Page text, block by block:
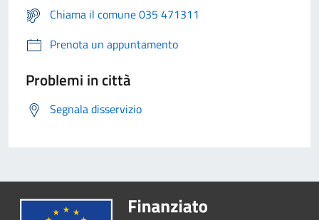
Chiama il comune 035 471311
Prenota un appuntamento
Problemi in città
Segnala disservizio